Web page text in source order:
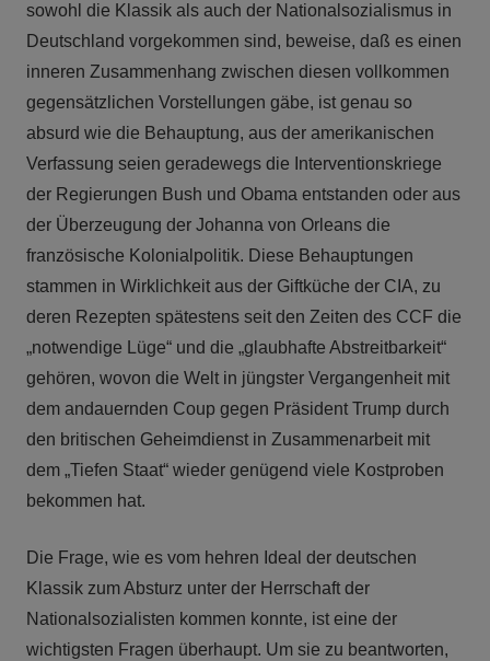
sowohl die Klassik als auch der Nationalsozialismus in
Deutschland vorgekommen sind, beweise, daß es einen
inneren Zusammenhang zwischen diesen vollkommen
gegensätzlichen Vorstellungen gäbe, ist genau so
absurd wie die Behauptung, aus der amerikanischen
Verfassung seien geradewegs die Interventionskriege
der Regierungen Bush und Obama entstanden oder aus
der Überzeugung der Johanna von Orleans die
französische Kolonialpolitik. Diese Behauptungen
stammen in Wirklichkeit aus der Giftküche der CIA, zu
deren Rezepten spätestens seit den Zeiten des CCF die
„notwendige Lüge“ und die „glaubhafte Abstreitbarkeit“
gehören, wovon die Welt in jüngster Vergangenheit mit
dem andauernden Coup gegen Präsident Trump durch
den britischen Geheimdienst in Zusammenarbeit mit
dem „Tiefen Staat“ wieder genügend viele Kostproben
bekommen hat.
Die Frage, wie es vom hehren Ideal der deutschen
Klassik zum Absturz unter der Herrschaft der
Nationalsozialisten kommen konnte, ist eine der
wichtigsten Fragen überhaupt. Um sie zu beantworten,